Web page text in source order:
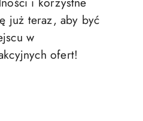
już teraz, aby być
w
ofert!